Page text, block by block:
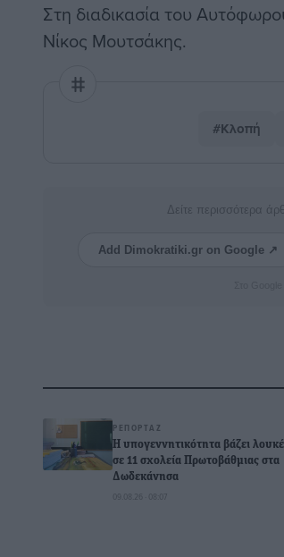
Στη διαδικασία του
Νίκος Μουτσάκης.
#Κλοπή
Δείτε περισσότερα
Add Dimokratiki.gr on Google ↗
ΡΕΠΟΡΤΆΖ
Η υπογεννητικότητα βάζει
σε 11 σχολεία Πρωτοβάθμιας στα
Δωδεκάνησα
09.08.26 · 08:07